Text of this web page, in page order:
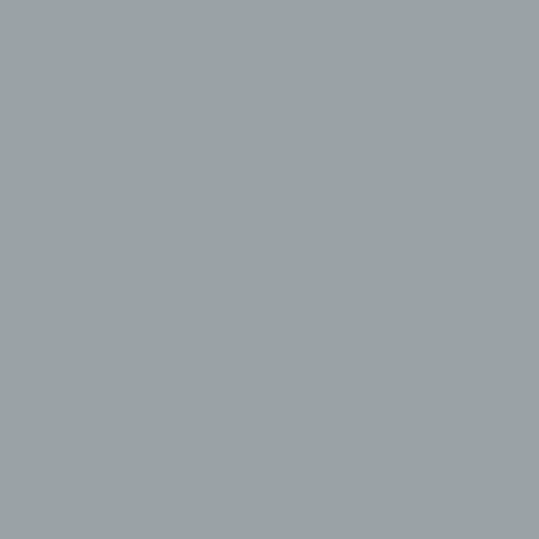
persönliche Aspekte, die sich auf eine natürliche Person
zu bewerten, insbesondere, um Aspekte bezüglich